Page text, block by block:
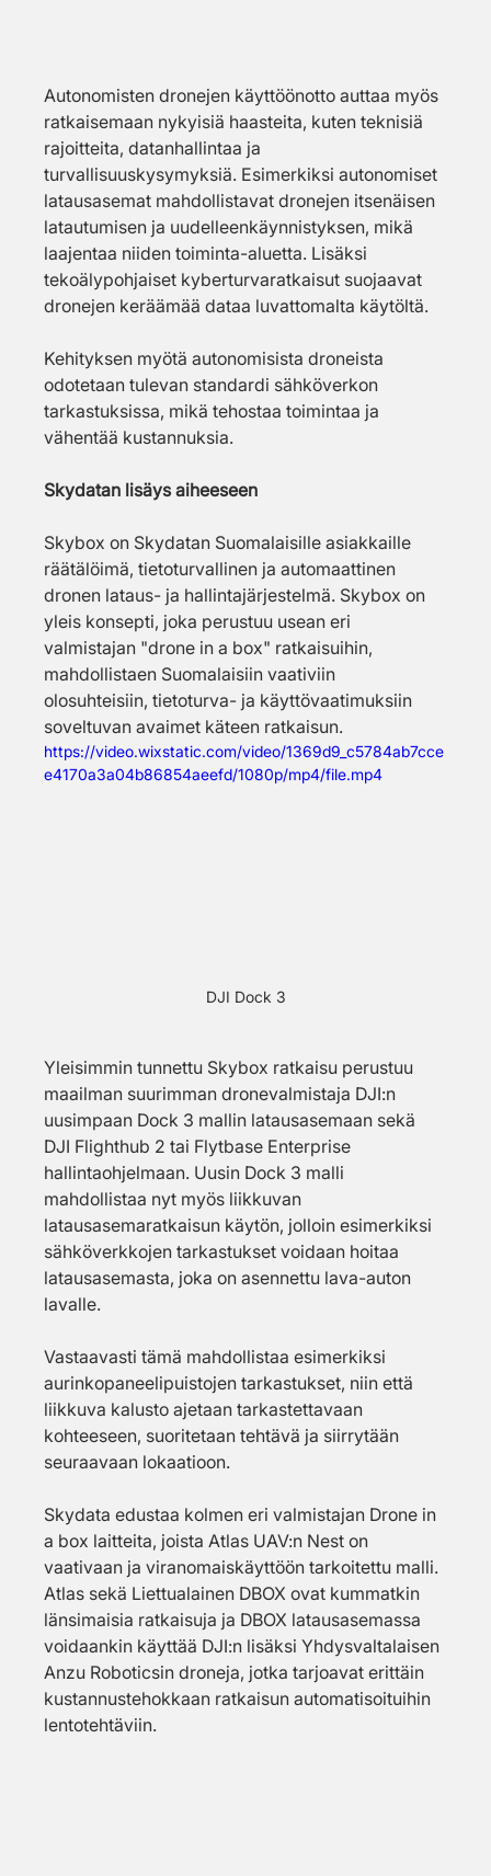
Autonomisten dronejen käyttöönotto auttaa myös
ratkaisemaan nykyisiä haasteita, kuten teknisiä
rajoitteita, datanhallintaa ja
turvallisuuskysymyksiä. Esimerkiksi autonomiset
latausasemat mahdollistavat dronejen itsenäisen
latautumisen ja uudelleenkäynnistyksen, mikä
laajentaa niiden toiminta-aluetta. Lisäksi
tekoälypohjaiset kyberturvaratkaisut suojaavat
dronejen keräämää dataa luvattomalta käytöltä.
Kehityksen myötä autonomisista droneista
odotetaan tulevan standardi sähköverkon
tarkastuksissa, mikä tehostaa toimintaa ja
vähentää kustannuksia.
Skydatan lisäys aiheeseen
Skybox on Skydatan Suomalaisille asiakkaille
räätälöimä, tietoturvallinen ja automaattinen
dronen lataus- ja hallintajärjestelmä. Skybox on
yleis konsepti, joka perustuu usean eri
valmistajan "drone in a box" ratkaisuihin,
mahdollistaen Suomalaisiin vaativiin
olosuhteisiin, tietoturva- ja käyttövaatimuksiin
soveltuvan avaimet käteen ratkaisun.
https://video.wixstatic.com/video/1369d9_c5784ab7cce
e4170a3a04b86854aeefd/1080p/mp4/file.mp4
DJI Dock 3
Yleisimmin tunnettu Skybox ratkaisu perustuu
maailman suurimman dronevalmistaja DJI:n
uusimpaan Dock 3 mallin latausasemaan sekä
DJI Flighthub 2 tai Flytbase Enterprise
hallintaohjelmaan. Uusin Dock 3 malli
mahdollistaa nyt myös liikkuvan
latausasemaratkaisun käytön, jolloin esimerkiksi
sähköverkkojen tarkastukset voidaan hoitaa
latausasemasta, joka on asennettu lava-auton
lavalle.
Vastaavasti tämä mahdollistaa esimerkiksi
aurinkopaneelipuistojen tarkastukset, niin että
liikkuva kalusto ajetaan tarkastettavaan
kohteeseen, suoritetaan tehtävä ja siirrytään
seuraavaan lokaatioon.
Skydata edustaa kolmen eri valmistajan Drone in
a box laitteita, joista Atlas UAV:n Nest on
vaativaan ja viranomaiskäyttöön tarkoitettu malli.
Atlas sekä Liettualainen DBOX ovat kummatkin
länsimaisia ratkaisuja ja DBOX latausasemassa
voidaankin käyttää DJI:n lisäksi Yhdysvaltalaisen
Anzu Roboticsin droneja, jotka tarjoavat erittäin
kustannustehokkaan ratkaisun automatisoituihin
lentotehtäviin.